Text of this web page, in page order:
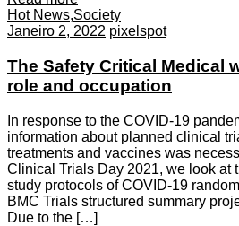
Hot News,Society
Janeiro 2, 2022 pixelspot
The Safety Critical Medical
role and occupation
In response to the COVID-19
information about planned clinical
treatments and vaccines was
Clinical Trials Day 2021, we look at
study protocols of COVID-19
BMC Trials structured summary
Due to the […]